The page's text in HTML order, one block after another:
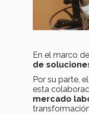
En el marco
de
Por su parte,
esta
mercado